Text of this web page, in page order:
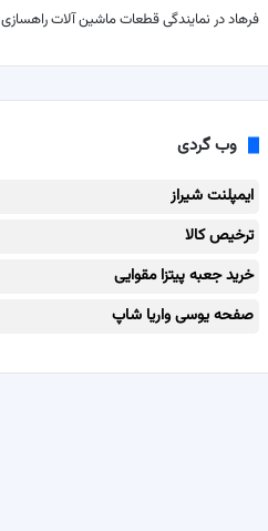
فرهاددر نمایندگی قطعات ماشین آلات راهسازی
وب گردی
ایمپلنت شیراز
ترخیص کالا
خرید جعبه پیتزا مقوایی
صفحه یوسی واریا شاپ